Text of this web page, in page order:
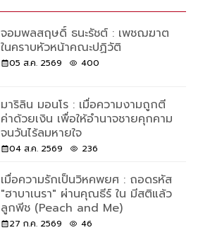
จอมพลสฤษดิ์ ธนะรัชต์ : เพชฌฆาต
ในคราบหัวหน้าคณะปฏิวัติ
05 ส.ค. 2569 400
มาริลิน มอนโร : เมื่อความงามถูกตี
ค่าด้วยเงิน เพื่อให้อำนาจชายคุกคาม
จนวันไร้ลมหายใจ
04 ส.ค. 2569 236
เมื่อความรักเป็นวิหคพยศ : ถอดรหัส
"ฮาบาเนรา" ผ่านคุณธีร์ ใน มีสติแล้ว
ลูกพีช (Peach and Me)
27 ก.ค. 2569 46